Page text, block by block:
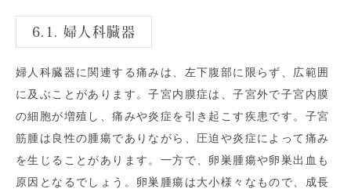
6.1. 婦人科臓器
婦人科臓器に関連する痛みは、左下腹部に限らず、広範囲
に及ぶことがあります。子宮内膜症は、子宮外で子宮内膜
の細胞が増殖し、痛みや炎症を引き起こす疾患です。子宮
筋腫は良性の腫瘍でありながら、圧迫や炎症によって痛み
を生じることがあります。一方で、卵巣腫瘍や卵巣出血も
原因となるでしょう。卵巣腫瘍は大小様々なもので、成長